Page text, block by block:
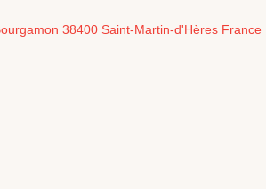
38400 Saint-Martin-d'Hères France